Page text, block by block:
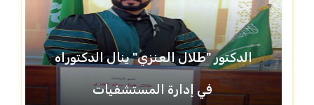
الدكتور "طلال العنزي" ينال الدكتوراه
في إدارة المستشفيات